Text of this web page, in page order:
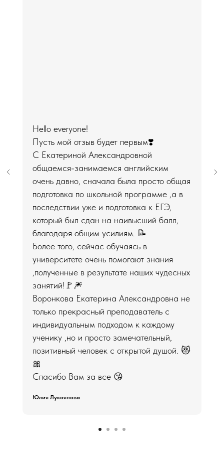
Hello everyone!
Пусть мой отзыв будет первым❣️
С Екатериной Александровной
общаемся-занимаемся английским
очень давно, сначала была просто общая
подготовка по школьной программе ,а в
последствии уже и подготовка к ЕГЭ,
который был сдан на наивысший балл,
благодаря общим усилиям. 📝
Более того, сейчас обучаясь в
университете очень помогают знания
,полученные в результате наших чудесных
занятий!🚩🎆
Воронкова Екатерина Александровна не
только прекрасный преподаватель с
индивидуальным подходом к каждому
ученику ,но и просто замечательный,
позитивный человек с открытой душой. 😻
🎀
Спасибо Вам за все 😘
Юлия Лукоянова